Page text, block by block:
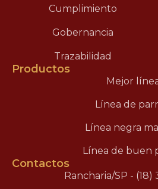
Cumplimiento
Gobernancia
Trazabilidad
Productos
Mejor
Línea de
Línea negra
Línea de buen
Contactos
Rancharia/SP - (18)